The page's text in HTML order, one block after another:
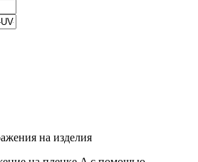
на изделия